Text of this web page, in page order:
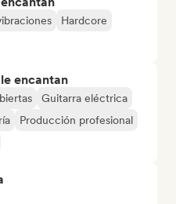
Hardcore
encantan
Guitarra eléctrica
Producción profesional